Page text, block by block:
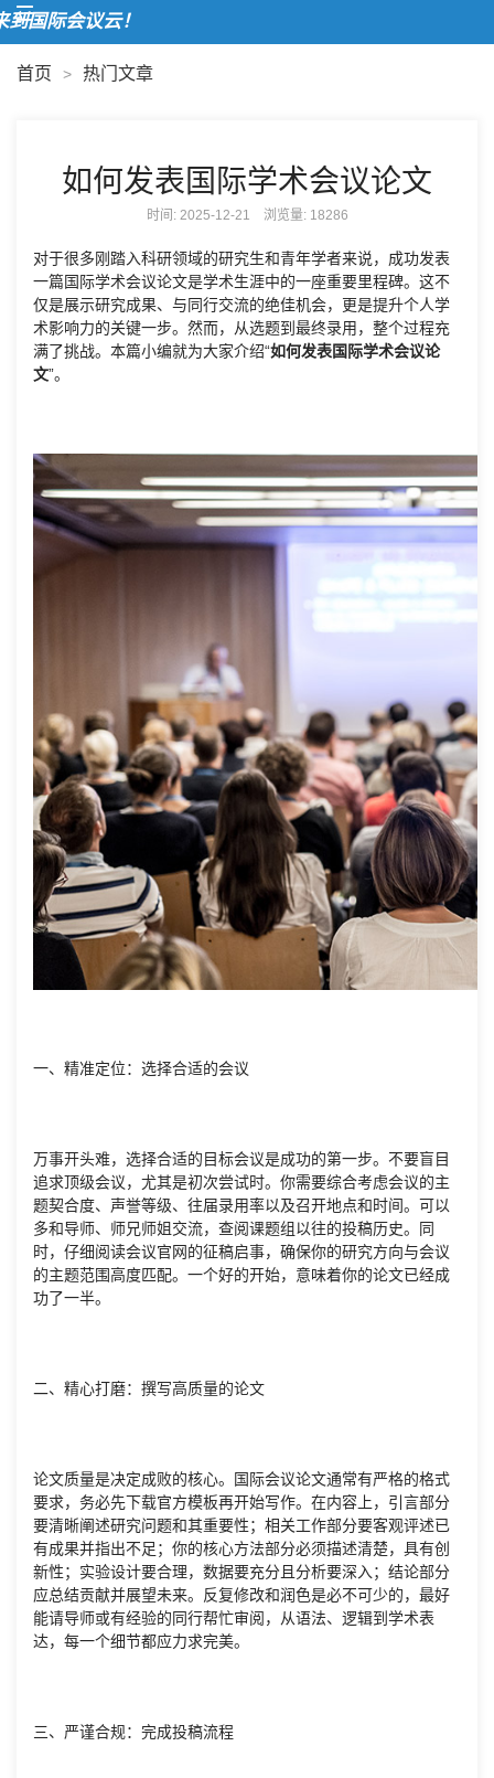
国际会议云！
首页 > 热门文章
如何发表国际学术会议论文
时间: 2025-12-21 浏览量: 18286
对于很多刚踏入科研领域的研究生和青年学者来说，成功发表
一篇国际学术会议论文是学术生涯中的一座重要里程碑。这不
仅是展示研究成果、与同行交流的绝佳机会，更是提升个人学
术影响力的关键一步。然而，从选题到最终录用，整个过程充
满了挑战。本篇小编就为大家介绍“如何发表国际学术会议论
文”。
一、精准定位：选择合适的会议
万事开头难，选择合适的目标会议是成功的第一步。不要盲目
追求顶级会议，尤其是初次尝试时。你需要综合考虑会议的主
题契合度、声誉等级、往届录用率以及召开地点和时间。可以
多和导师、师兄师姐交流，查阅课题组以往的投稿历史。同
时，仔细阅读会议官网的征稿启事，确保你的研究方向与会议
的主题范围高度匹配。一个好的开始，意味着你的论文已经成
功了一半。
二、精心打磨：撰写高质量的论文
论文质量是决定成败的核心。国际会议论文通常有严格的格式
要求，务必先下载官方模板再开始写作。在内容上，引言部分
要清晰阐述研究问题和其重要性；相关工作部分要客观评述已
有成果并指出不足；你的核心方法部分必须描述清楚，具有创
新性；实验设计要合理，数据要充分且分析要深入；结论部分
应总结贡献并展望未来。反复修改和润色是必不可少的，最好
能请导师或有经验的同行帮忙审阅，从语法、逻辑到学术表
达，每一个细节都应力求完美。
三、严谨合规：完成投稿流程